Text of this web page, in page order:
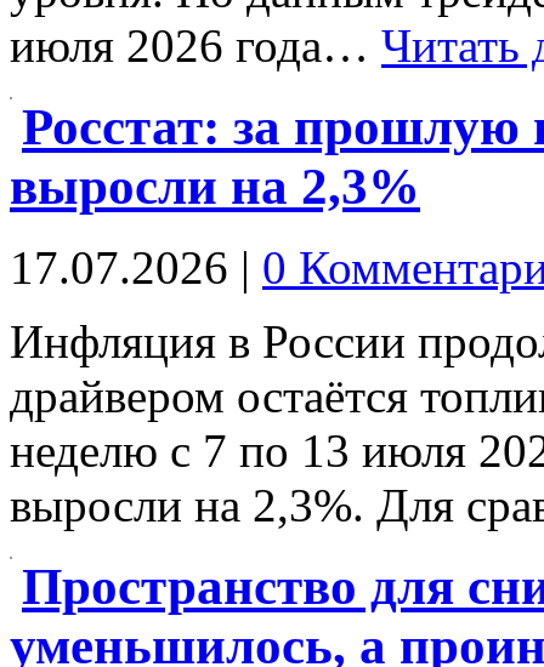
июля 2026 года… Читать
Росстат: за прошлую
выросли на 2,3%
17.07.2026 | 0
Инфляция в России
драйвером остаётся
неделю с 7 по 13 июля
выросли на 2,3%. Для
Пространство для
уменьшилось, а